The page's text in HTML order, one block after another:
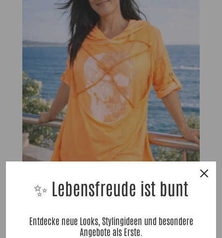
SweaterShirt Florance NeonGlitz Orange |Gr. UNI 36-46|, Anr.: 3691
✨ Lebensfreude ist bunt
Entdecke neue Looks, Stylingideen und besondere
Angebote als Erste.